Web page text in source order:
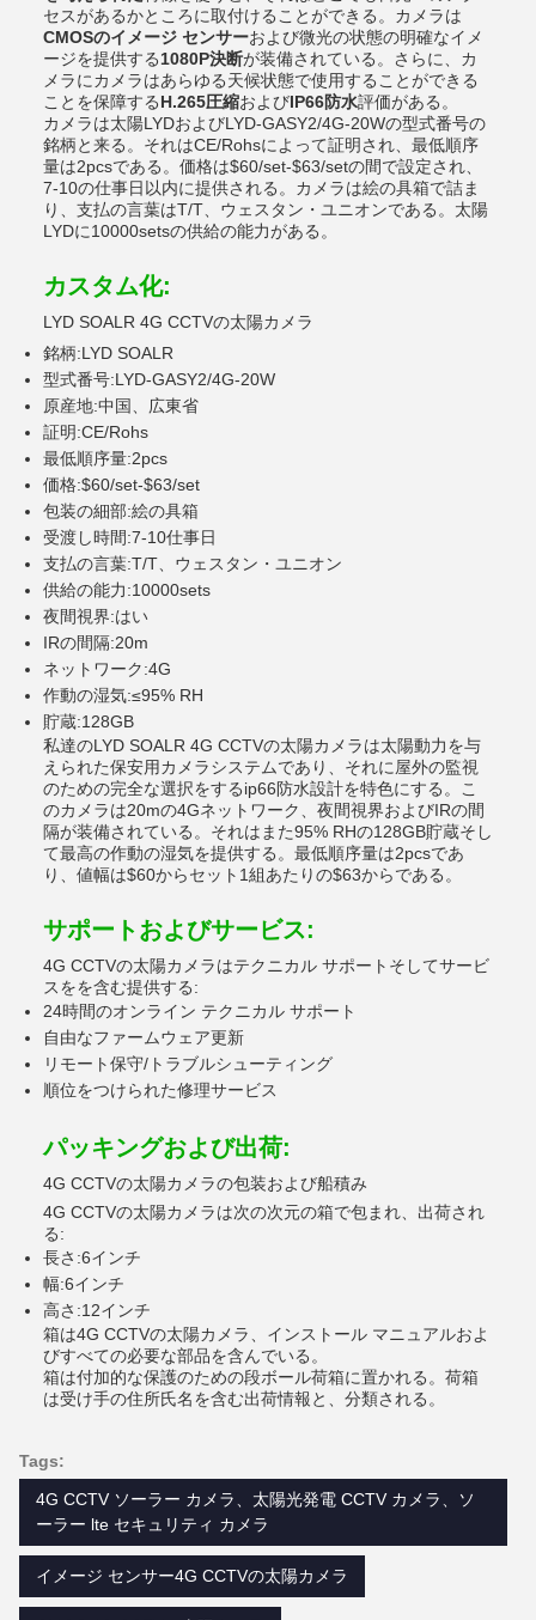
セスがあるかところに取付けることができる。カメラは
CMOSのイメージ センサーおよび微光の状態の明確なイメ
ージを提供する1080P決断が装備されている。さらに、カ
メラにカメラはあらゆる天候状態で使用することができる
ことを保障するH.265圧縮およびIP66防水評価がある。
カメラは太陽LYDおよびLYD-GASY2/4G-20Wの型式番号の
銘柄と来る。それはCE/Rohsによって証明され、最低順序
量は2pcsである。価格は$60/set-$63/setの間で設定され、
7-10の仕事日以内に提供される。カメラは絵の具箱で詰ま
り、支払の言葉はT/T、ウェスタン・ユニオンである。太陽
LYDに10000setsの供給の能力がある。
カスタム化:
LYD SOALR 4G CCTVの太陽カメラ
銘柄:LYD SOALR
型式番号:LYD-GASY2/4G-20W
原産地:中国、広東省
証明:CE/Rohs
最低順序量:2pcs
価格:$60/set-$63/set
包装の細部:絵の具箱
受渡し時間:7-10仕事日
支払の言葉:T/T、ウェスタン・ユニオン
供給の能力:10000sets
夜間視界:はい
IRの間隔:20m
ネットワーク:4G
作動の湿気:≤95% RH
貯蔵:128GB
私達のLYD SOALR 4G CCTVの太陽カメラは太陽動力を与
えられた保安用カメラシステムであり、それに屋外の監視
のための完全な選択をするip66防水設計を特色にする。こ
のカメラは20mの4Gネットワーク、夜間視界およびIRの間
隔が装備されている。それはまた95% RHの128GB貯蔵そし
て最高の作動の湿気を提供する。最低順序量は2pcsであ
り、値幅は$60からセット1組あたりの$63からである。
サポートおよびサービス:
4G CCTVの太陽カメラはテクニカル サポートそしてサービ
スをを含む提供する:
24時間のオンライン テクニカル サポート
自由なファームウェア更新
リモート保守/トラブルシューティング
順位をつけられた修理サービス
パッキングおよび出荷:
4G CCTVの太陽カメラの包装および船積み
4G CCTVの太陽カメラは次の次元の箱で包まれ、出荷され
る:
長さ:6インチ
幅:6インチ
高さ:12インチ
箱は4G CCTVの太陽カメラ、インストール マニュアルおよ
びすべての必要な部品を含んでいる。
箱は付加的な保護のための段ボール荷箱に置かれる。荷箱
は受け手の住所氏名を含む出荷情報と、分類される。
Tags:
4G CCTV ソーラー カメラ、太陽光発電 CCTV カメラ、ソ
ーラー lte セキュリティ カメラ
イメージ センサー4G CCTVの太陽カメラ